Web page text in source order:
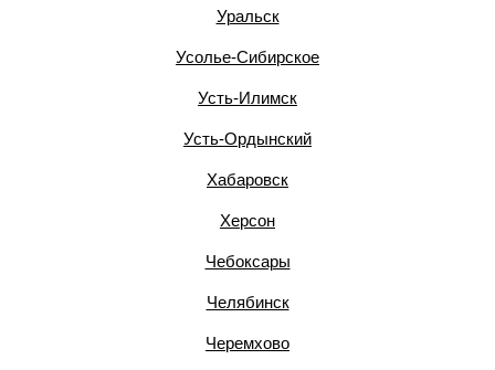
Уральск
Усолье-Сибирское
Усть-Илимск
Усть-Ордынский
Хабаровск
Херсон
Чебоксары
Челябинск
Черемхово